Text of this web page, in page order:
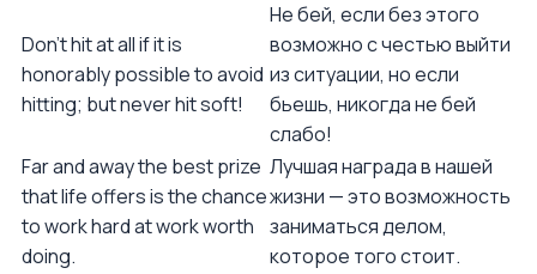
Don't hit at all if it is
honorably possible to avoid
hitting; but never hit soft!
Не бей, если без этого
возможно с честью выйти
из ситуации, но если
бьешь, никогда не бей
слабо!
Far and away the best prize
that life offers is the chance
to work hard at work worth
doing.
Лучшая награда в нашей
жизни — это возможность
заниматься делом,
которое того стоит.